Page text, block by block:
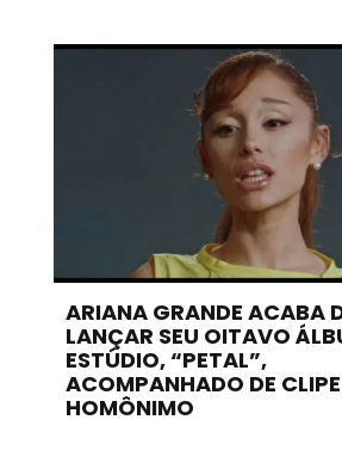
ARIANA GRANDE ACABA
LANÇAR SEU OITAVO
ESTÚDIO, “PETAL”,
ACOMPANHADO DE CLIPE
HOMÔNIMO